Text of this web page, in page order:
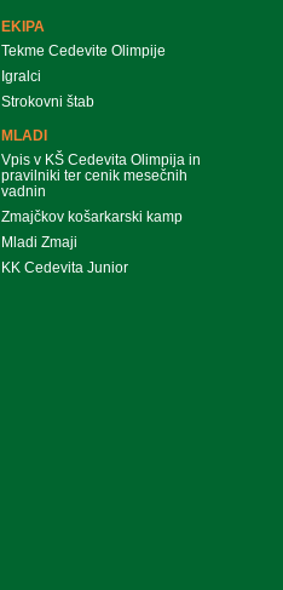
EKIPA
Tekme Cedevite Olimpije
Igralci
Strokovni štab
MLADI
Vpis v KŠ Cedevita Olimpija in
pravilniki ter cenik mesečnih
vadnin
Zmajčkov košarkarski kamp
Mladi Zmaji
KK Cedevita Junior